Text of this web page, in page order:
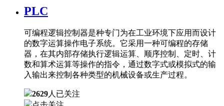
PLC
可编程逻辑控制器是种专门为在工业环境下应用而设计
的数字运算操作电子系统。它采用一种可编程的存储
器，在其内部存储执行逻辑运算、顺序控制、定时、计
数和算术运算等操作的指令，通过数字式或模拟式的输
入输出来控制各种类型的机械设备或生产过程。
2629人已关注